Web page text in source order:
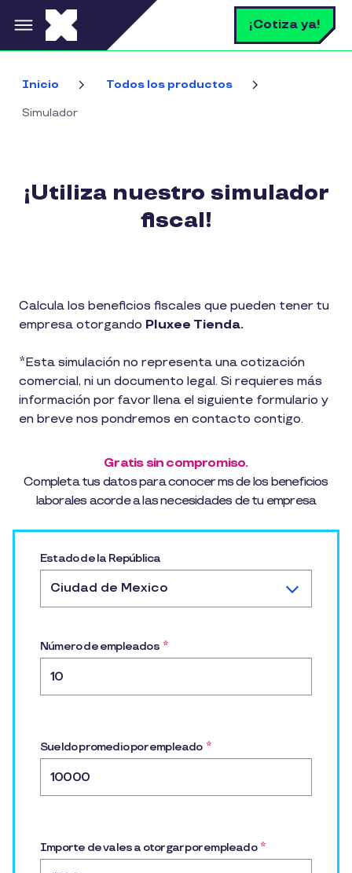
Pasar al contenido principal ¡Cotiza ya!
Inicio Todos los productos
Simulador
¡Utiliza nuestro simulador
fiscal!
Calcula los beneficios fiscales que pueden tener tu
empresa otorgando Pluxee Tienda.
*Esta simulación no representa una cotización
comercial, ni un documento legal. Si requieres más
información por favor llena el siguiente formulario y
en breve nos pondremos en contacto contigo.
Ciudad de Mexico
Estado de la República
Número de empleados *
Sueldo promedio por empleado *
Importe de vales a otorgar por empleado *
Gratis sin compromiso.
Completa tus datos para conocer ms de los beneficios
laborales acorde a las necesidades de tu empresa